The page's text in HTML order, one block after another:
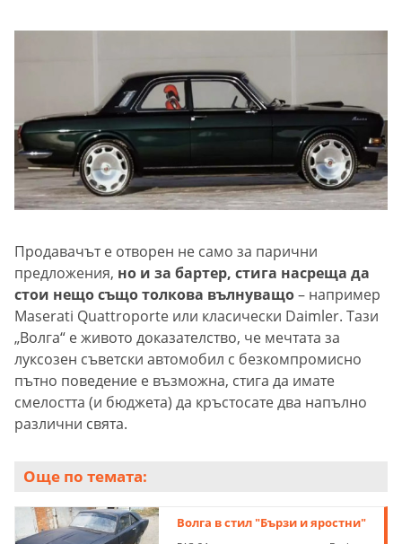
Продавачът е отворен не само за парични
предложения, но и за бартер, стига насреща да
стои нещо също толкова вълнуващо– например
Maserati Quattroporte или класически Daimler. Тази
„Волга“ е живото доказателство, че мечтата за
луксозен съветски автомобил с безкомпромисно
пътно поведение е възможна, стига да имате
смелостта (и бюджета) да кръстосате два напълно
различни свята.
Още по темата:
Волга в стил "Бързи и яростни"